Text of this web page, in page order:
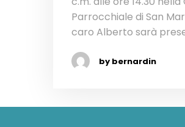
Parrocchiale di San
caro Alberto sarà
by bernardin